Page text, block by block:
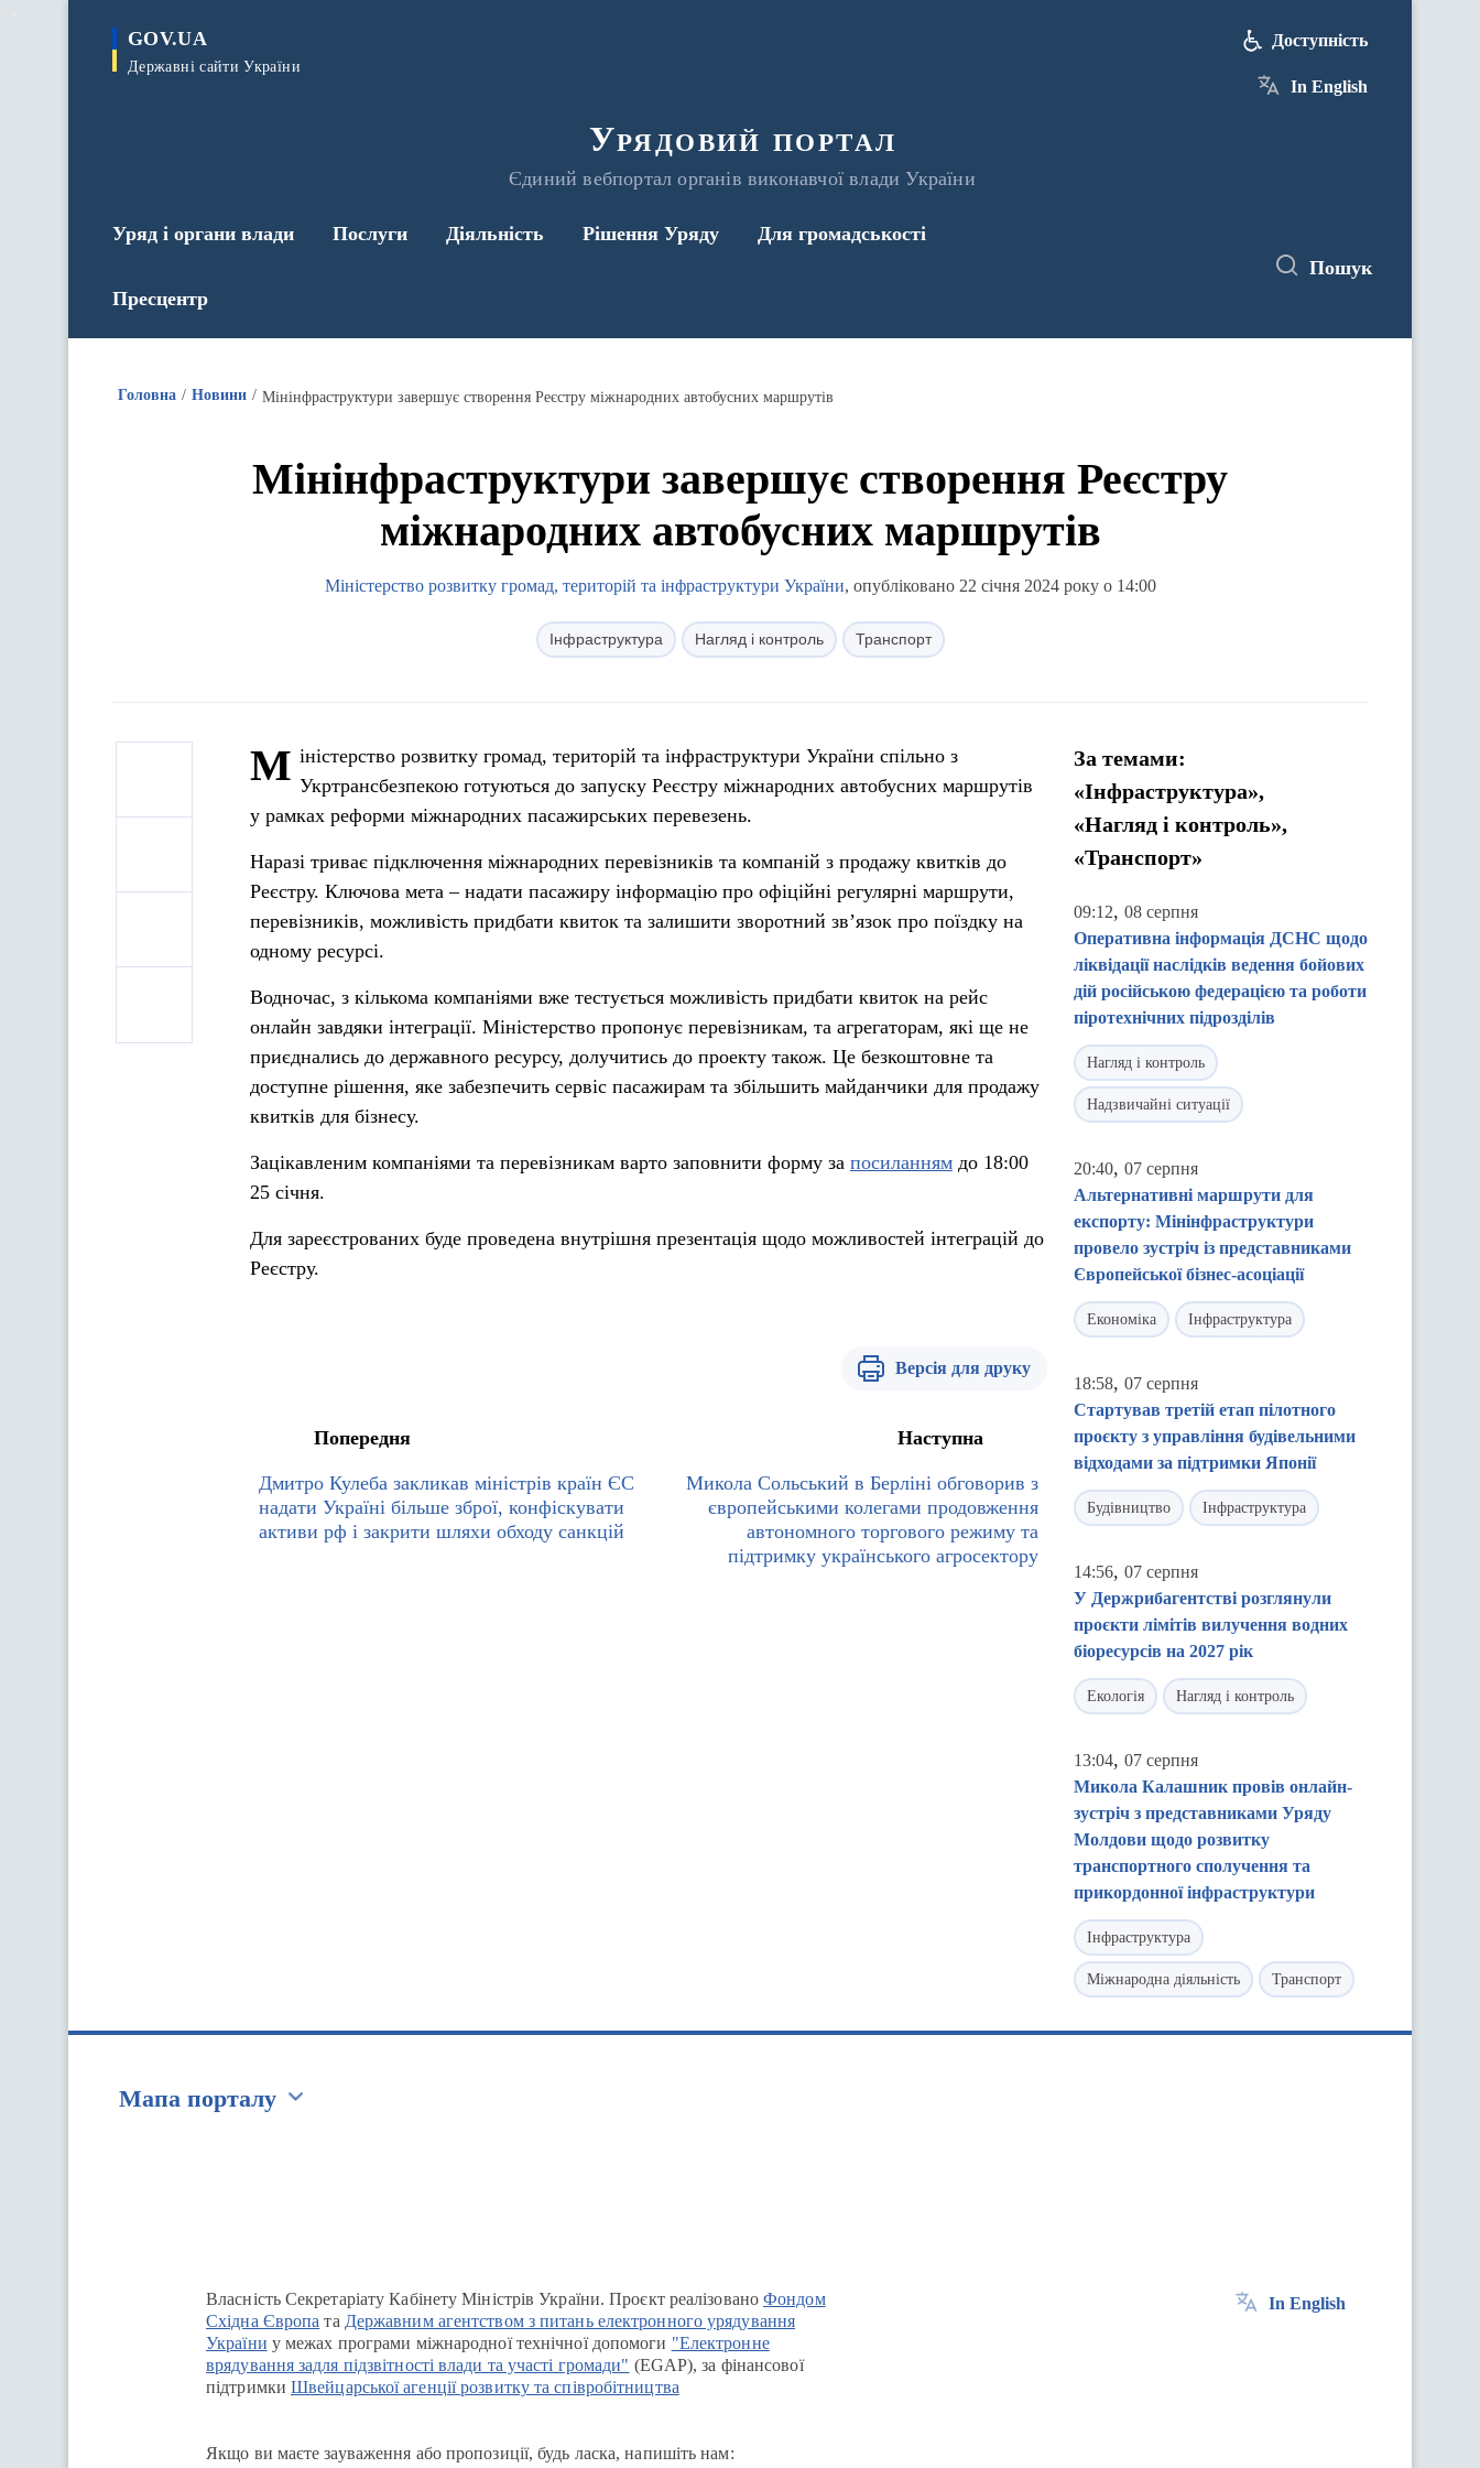
GOV.UA
Державні сайти України
Урядовий портал
Єдиний вебпортал органів виконавчої влади України
Доступність
In English
Уряд і органи влади Послуги Діяльність Рішення Уряду Для громадськості
Пресцентр
Пошук
Головна Новини Мінінфраструктури завершує створення Реєстру міжнародних автобусних маршрутів
Мінінфраструктури завершує створення Реєстру
міжнародних автобусних маршрутів
Міністерство розвитку громад, територій та інфраструктури України, опубліковано 22 січня 2024 року о 14:00
Інфраструктура Нагляд і контроль Транспорт
М іністерство розвитку громад, територій та інфраструктури України спільно з
Укртрансбезпекою готуються до запуску Реєстру міжнародних автобусних маршрутів
у рамках реформи міжнародних пасажирських перевезень.
Наразі триває підключення міжнародних перевізників та компаній з продажу квитків до
Реєстру. Ключова мета – надати пасажиру інформацію про офіційні регулярні маршрути,
перевізників, можливість придбати квиток та залишити зворотний зв’язок про поїздку на
одному ресурсі.
Водночас, з кількома компаніями вже тестується можливість придбати квиток на рейс
онлайн завдяки інтеграції. Міністерство пропонує перевізникам, та агрегаторам, які ще не
приєднались до державного ресурсу, долучитись до проекту також. Це безкоштовне та
доступне рішення, яке забезпечить сервіс пасажирам та збільшить майданчики для продажу
квитків для бізнесу.
Зацікавленим компаніями та перевізникам варто заповнити форму за посиланням до 18:00
25 січня.
Для зареєстрованих буде проведена внутрішня презентація щодо можливостей інтеграцій до
Реєстру.
Версія для друку
Попередня
Дмитро Кулеба закликав міністрів країн ЄС
надати Україні більше зброї, конфіскувати
активи рф і закрити шляхи обходу санкцій
Наступна
Микола Сольський в Берліні обговорив з
європейськими колегами продовження
автономного торгового режиму та
підтримку українського агросектору
За темами:
«Інфраструктура»,
«Нагляд і контроль»,
«Транспорт»
09:12, 08 серпня
Оперативна інформація ДСНС щодо
ліквідації наслідків ведення бойових
дій російською федерацією та роботи
піротехнічних підрозділів
Нагляд і контроль
Надзвичайні ситуації
20:40, 07 серпня
Альтернативні маршрути для
експорту: Мінінфраструктури
провело зустріч із представниками
Європейської бізнес-асоціації
Економіка Інфраструктура
18:58, 07 серпня
Стартував третій етап пілотного
проєкту з управління будівельними
відходами за підтримки Японії
Будівництво Інфраструктура
14:56, 07 серпня
У Держрибагентстві розглянули
проєкти лімітів вилучення водних
біоресурсів на 2027 рік
Екологія Нагляд і контроль
13:04, 07 серпня
Микола Калашник провів онлайн-
зустріч з представниками Уряду
Молдови щодо розвитку
транспортного сполучення та
прикордонної інфраструктури
Інфраструктура
Міжнародна діяльність Транспорт
Мапа порталу
Власність Секретаріату Кабінету Міністрів України. Проєкт реалізованоФондом
Східна Європа та Державним агентством з питань електронного урядування
України у межах програми міжнародної технічної допомоги "Електронне
врядування задля підзвітності влади та участі громади" (EGAP), за фінансової
підтримки Швейцарської агенції розвитку та співробітництва
Якщо ви маєте зауваження або пропозиції, будь ласка, напишіть нам:
In English